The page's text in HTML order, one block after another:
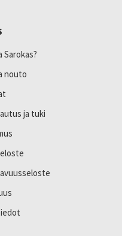
Sarokas?
nouto
ja tuki